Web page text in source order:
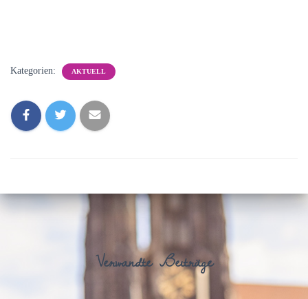
Kategorien: AKTUELL
Verwandte Beiträge